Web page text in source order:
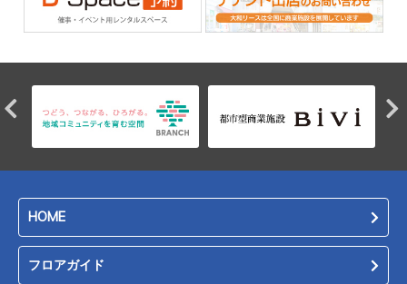
HOME
フロアガイド